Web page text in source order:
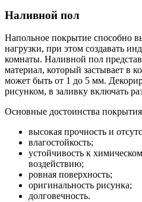
Наливной пол
Напольное покрытие способно
нагрузки, при этом создавать
комнаты. Наливной пол
материал, который застывает в
может быть от 1 до 5 мм.
рисунком, в заливку включать
Основные достоинства
высокая прочность и
влагостойкость;
устойчивость к
воздействию;
ровная поверхность;
оригинальность рисунка;
долговечность.